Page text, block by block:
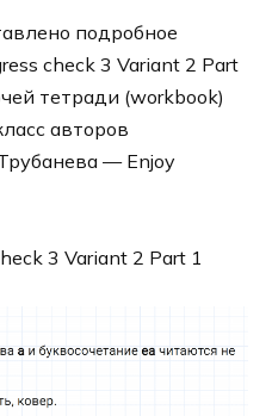
подробное
check 3 Variant 2 Part
тетради (workbook)
авторов
— Enjoy
3 Variant 2 Part 1